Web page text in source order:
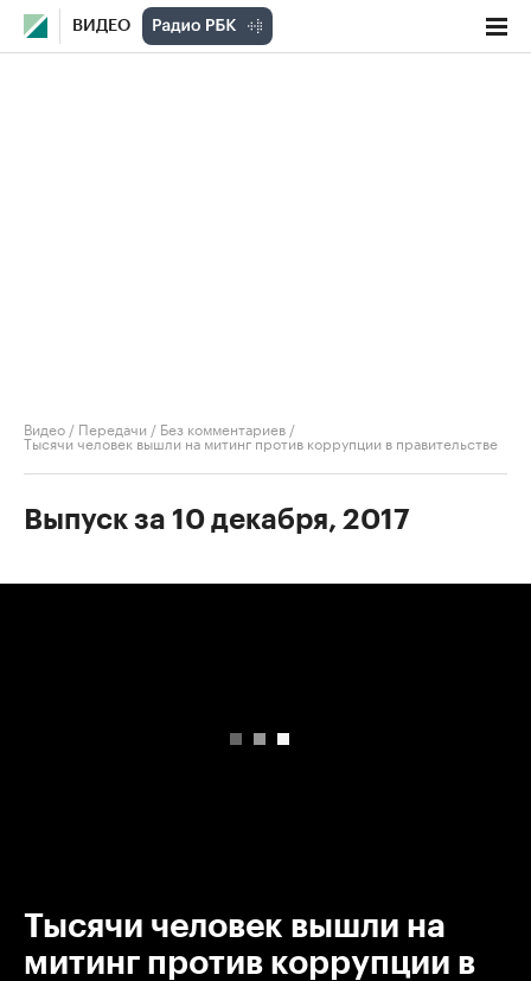
ВИДЕО
Видео / Передачи / Без комментариев /
Тысячи человек вышли на митинг против коррупции в правительстве
Выпуск за 10 декабря, 2017
Тысячи человек вышли на
митинг против коррупции в